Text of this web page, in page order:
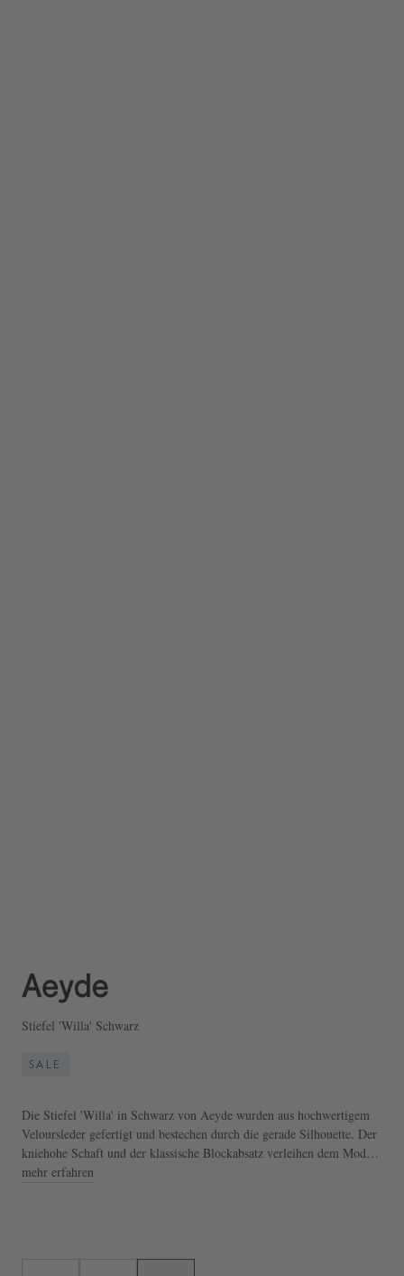
Stiefel 'Willa' Schwarz
SALE
Die Stiefel 'Willa' in Schwarz von Aeyde wurden aus hochwertigem
Veloursleder gefertigt und bestechen durch die gerade Silhouette. Der
kniehohe Schaft und der klassische Blockabsatz verleihen dem Modell
einen stilvollen Look und machen es zu einem echten Hingucker.
mehr erfahren